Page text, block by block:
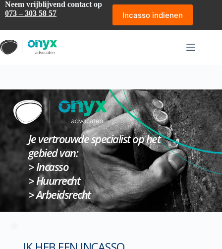
Ga
naar
inhoud
Neem vrijblijvend contact op
073 – 303 58 57
Incasso indienen
Je vertrouwde specialist op het
gebied van:
> Incasso
> Huurrecht
> Arbeidsrecht